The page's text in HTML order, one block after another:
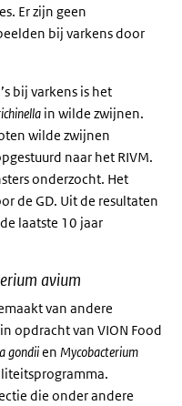
Er zijn geen
bij varkens door
bij varkens is het
in wilde zwijnen.
wilde zwijnen
naar het RIVM.
onderzocht. Het
de GD. Uit de resultaten
laatste 10 jaar
avium
van andere
opdracht van VION Food
gondiien Mycobacterium
die onder andere